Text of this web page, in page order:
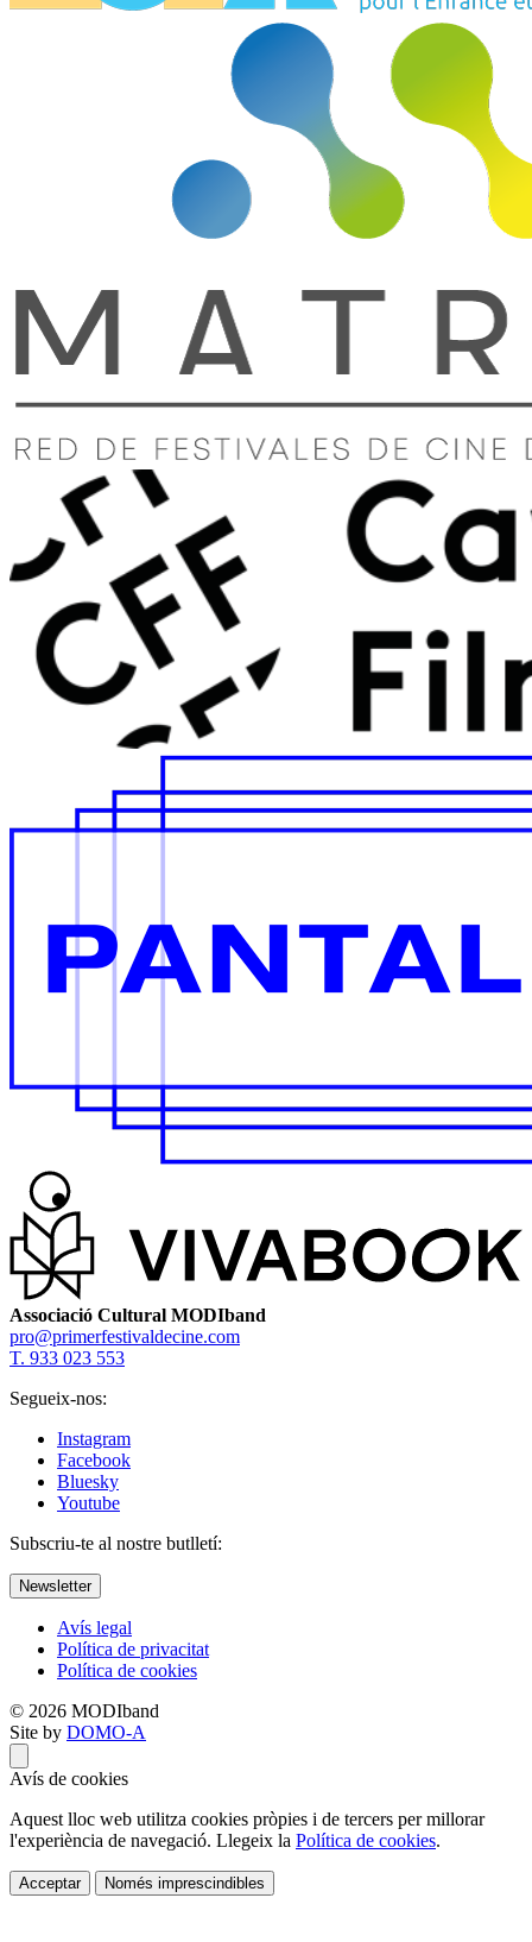
Associació Cultural MODIband
pro@primerfestivaldecine.com
T. 933 023 553
Segueix-nos:
Instagram
Facebook
Bluesky
Youtube
Subscriu-te al nostre butlletí:
Newsletter
Avís legal
Política de privacitat
Política de cookies
© 2026 MODIband
Site by DOMO-A
Avís de cookies
Aquest lloc web utilitza cookies pròpies i de tercers per millorar
l'experiència de navegació. Llegeix la Política de cookies.
Acceptar Només imprescindibles